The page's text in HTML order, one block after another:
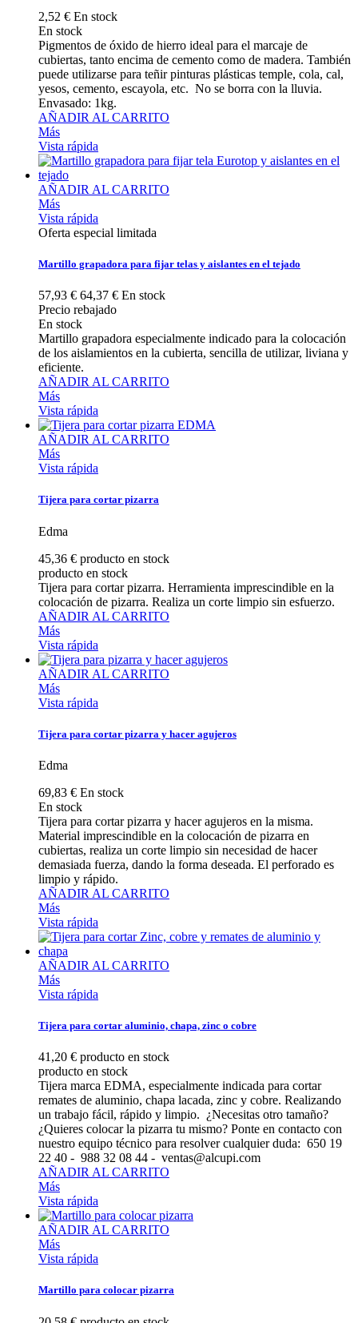
2,52 € En stock
En stock
Pigmentos de óxido de hierro ideal para el marcaje de
cubiertas, tanto encima de cemento como de madera. También
puede utilizarse para teñir pinturas plásticas temple, cola, cal,
yesos, cemento, escayola, etc. No se borra con la lluvia.
Envasado: 1kg.
AÑADIR AL CARRITO
Más
Vista rápida
AÑADIR AL CARRITO
Más
Vista rápida
Oferta especial limitada
Martillo grapadora para fijar telas y aislantes en el tejado
57,93 € 64,37 € En stock
Precio rebajado
En stock
Martillo grapadora especialmente indicado para la colocación
de los aislamientos en la cubierta, sencilla de utilizar, liviana y
eficiente.
AÑADIR AL CARRITO
Más
Vista rápida
AÑADIR AL CARRITO
Más
Vista rápida
Tijera para cortar pizarra
Edma
45,36 € producto en stock
producto en stock
Tijera para cortar pizarra. Herramienta imprescindible en la
colocación de pizarra. Realiza un corte limpio sin esfuerzo.
AÑADIR AL CARRITO
Más
Vista rápida
AÑADIR AL CARRITO
Más
Vista rápida
Tijera para cortar pizarra y hacer agujeros
Edma
69,83 € En stock
En stock
Tijera para cortar pizarra y hacer agujeros en la misma.
Material imprescindible en la colocación de pizarra en
cubiertas, realiza un corte limpio sin necesidad de hacer
demasiada fuerza, dando la forma deseada. El perforado es
limpio y rápido.
AÑADIR AL CARRITO
Más
Vista rápida
AÑADIR AL CARRITO
Más
Vista rápida
Tijera para cortar aluminio, chapa, zinc o cobre
41,20 € producto en stock
producto en stock
Tijera marca EDMA, especialmente indicada para cortar
remates de aluminio, chapa lacada, zinc y cobre. Realizando
un trabajo fácil, rápido y limpio. ¿Necesitas otro tamaño?
¿Quieres colocar la pizarra tu mismo? Ponte en contacto con
nuestro equipo técnico para resolver cualquier duda: 650 19
22 40 - 988 32 08 44 - ventas@alcupi.com
AÑADIR AL CARRITO
Más
Vista rápida
AÑADIR AL CARRITO
Más
Vista rápida
Martillo para colocar pizarra